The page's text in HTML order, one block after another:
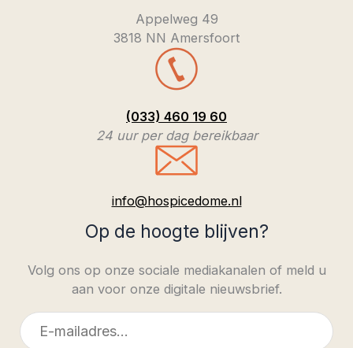
Appelweg 49
3818 NN Amersfoort
(033) 460 19 60
24 uur per dag bereikbaar
info@hospicedome.nl
Op de hoogte blijven?
Volg ons op onze sociale mediakanalen of meld u
aan voor onze digitale nieuwsbrief.
E-
mailadres